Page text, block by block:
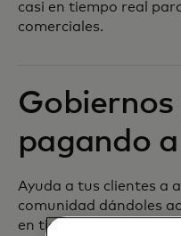
casi en tiempo real
comerciales.
pagando
Ayuda a tus clientes a
comunidad dándoles
en tiempo real durante